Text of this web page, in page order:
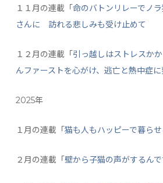
１１月の連載「命のバトンリレーでノ
さんに 訪れる悲しみも受け止めて
１２月の連載「引っ越しはストレスか
んファーストを心がけ、逃亡と熱中症
2025年
１月の連載「猫も人もハッピーで暮ら
２月の連載「壁から子猫の声がするん